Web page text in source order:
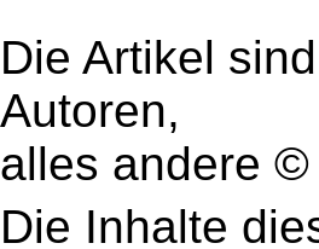
Die Artikel
Autoren,
alles andere ©
Die Inhalte